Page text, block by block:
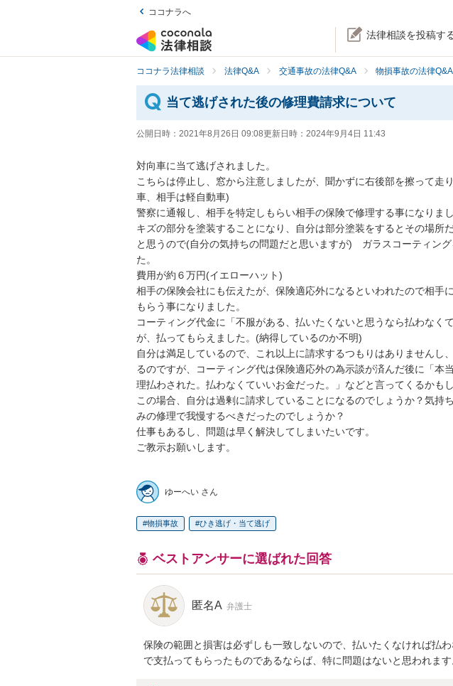
ココナラへ
法律相談を投稿す
ココナラ法律相談 法律Q&A 交通事故の法律Q&A 物損事故の法律Q&A
当て逃げされた後の修理費請求について
公開日時： 2021年8月26日 09:08更新日時： 2024年9月4日 11:43
対向車に当て逃げされました。
こちらは停止し、窓から注意しましたが、聞かずに右後部を擦って走
車、相手は軽自動車)
警察に通報し、相手を特定しもらい相手の保険で修理する事になりまし
キズの部分を塗装することになり、自分は部分塗装をするとその場所
と思うので(自分の気持ちの問題だと思いますが)　ガラスコーティン
た。
費用が約６万円(イエローハット)
相手の保険会社にも伝えたが、保険適応外になるといわれたので相手
もらう事になりました。
コーティング代金に「不服がある、払いたくないと思うなら払わなく
が、払ってもらえました。(納得しているのか不明)
自分は満足しているので、これ以上に請求するつもりはありませんし
るのですが、コーティング代は保険適応外の為示談が済んだ後に「本
理払わされた。払わなくていいお金だった。」などと言ってくるかも
この場合、自分は過剰に請求していることになるのでしょうか？気持
みの修理で我慢するべきだったのでしょうか？
仕事もあるし、問題は早く解決してしまいたいです。
ご教示お願いします。
ゆーへい さん
物損事故 ひき逃げ・当て逃げ
ベストアンサーに選ばれた回答
匿名A 弁護士
保険の範囲と損害は必ずしも一致しないので、払いたくなければ払
で支払ってもらったものであるならば、特に問題はないと思われます